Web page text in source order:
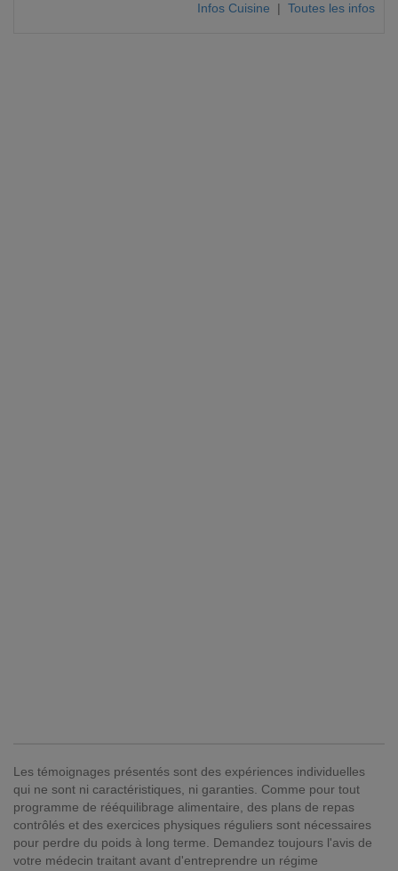
Infos Cuisine | Toutes les infos
Les témoignages présentés sont des expériences individuelles
qui ne sont ni caractéristiques, ni garanties. Comme pour tout
programme de rééquilibrage alimentaire, des plans de repas
contrôlés et des exercices physiques réguliers sont nécessaires
pour perdre du poids à long terme. Demandez toujours l'avis de
votre médecin traitant avant d'entreprendre un régime